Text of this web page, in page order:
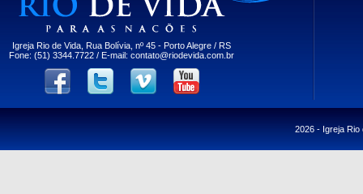
Igreja Rio de Vida, Rua Bolívia, nº 45 - Porto Alegre / RS
Fone: (51) 3344.7722 / E-mail:contato@riodevida.com.br
2026 - Igreja Rio